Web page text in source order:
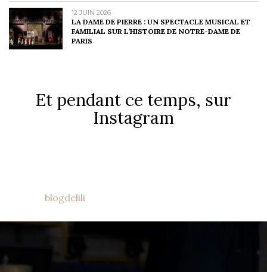
12 JUIN 2026
LA DAME DE PIERRE : UN SPECTACLE MUSICAL ET
FAMILIAL SUR L’HISTOIRE DE NOTRE-DAME DE
PARIS
Et pendant ce temps, sur
Instagram
blogdelili